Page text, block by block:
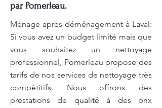
par Pomerleau.
Ménage après déménagement à Laval:
Si vous avez un budget limité mais que
vous souhaitez un nettoyage
professionnel, Pomerleau propose des
tarifs de nos services de nettoyage très
compétitifs. Nous offrons des
prestations de qualité à des prix